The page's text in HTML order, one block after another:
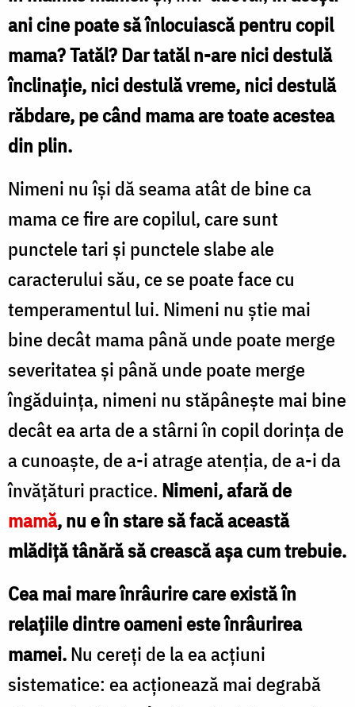
ani cine poate să înlocuiască pentru copil
mama? Tatăl? Dar tatăl n-are nici destulă
înclinaţie, nici destulă vreme, nici destulă
răbdare, pe când mama are toate acestea
din plin.
Nimeni nu îşi dă seama atât de bine ca
mama ce fire are copilul, care sunt
punctele tari şi punctele slabe ale
caracterului său, ce se poate face cu
temperamentul lui. Nimeni nu ştie mai
bine decât mama până unde poate merge
severitatea şi până unde poate merge
îngăduinţa, nimeni nu stăpâneşte mai bine
decât ea arta de a stârni în copil dorinţa de
a cunoaşte, de a-i atrage atenţia, de a-i da
învăţături practice. Nimeni, afară de
mamă, nu e în stare să facă această
mlădiţă tânără să crească aşa cum trebuie.
Cea mai mare înrâurire care există în
relaţiile dintre oameni este înrâurirea
mamei.Nu cereţi de la ea acţiuni
sistematice: ea acţionează mai degrabă